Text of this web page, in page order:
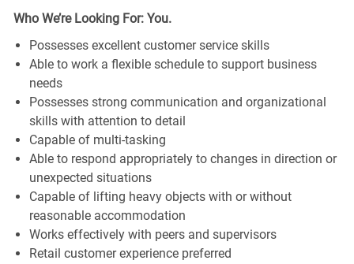
Who We’re Looking For: You.
Possesses excellent customer service skills
Able to work a flexible schedule to support business
needs
Possesses strong communication and organizational
skills with attention to detail
Capable of multi-tasking
Able to respond appropriately to changes in direction or
unexpected situations
Capable of lifting heavy objects with or without
reasonable accommodation
Works effectively with peers and supervisors
Retail customer experience preferred